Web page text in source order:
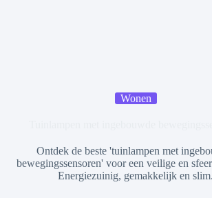
Wonen
Ontdek de beste 'tuinlampen met
bewegingssensoren' voor een veilige en
Energiezuinig, gemakkelijk en slim.